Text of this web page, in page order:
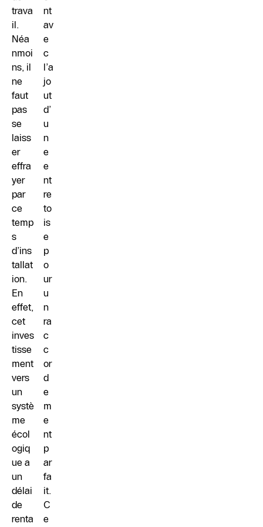
trava
il.
Néa
nmoi
ns, il
ne
faut
pas
se
laiss
er
effra
yer
par
ce
temp
s
d’ins
tallat
ion.
En
effet,
cet
inves
tisse
ment
vers
un
systè
me
écol
ogiq
ue a
un
délai
de
renta
nt
av
e
c
l’a
jo
ut
d’
u
n
e
e
nt
re
to
is
e
p
o
ur
u
n
ra
c
c
or
d
e
m
e
nt
p
ar
fa
it.
C
e